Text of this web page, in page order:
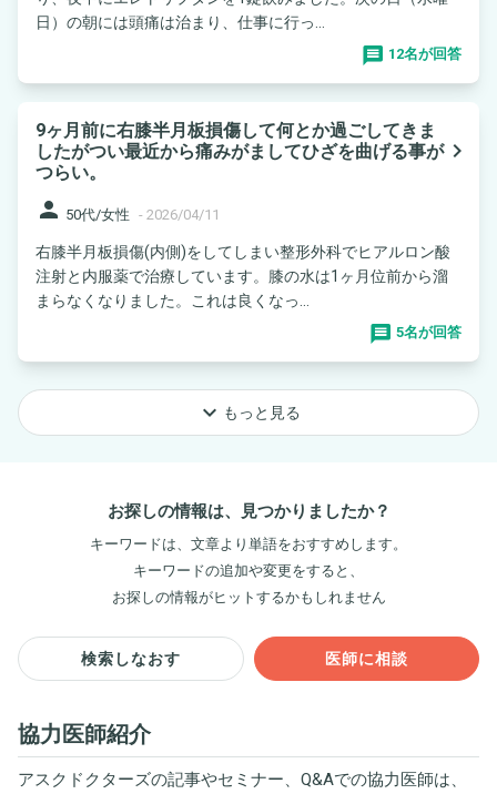
日）の朝には頭痛は治まり、仕事に行っ...
12名が回答
9ヶ月前に右膝半月板損傷して何とか過ごしてきま
したがつい最近から痛みがましてひざを曲げる事が
つらい。
navigate_next
person 50代/女性 - 2026/04/11
右膝半月板損傷(内側)をしてしまい整形外科でヒアルロン酸
注射と内服薬で治療しています。膝の水は1ヶ月位前から溜
まらなくなりました。これは良くなっ...
5名が回答
keyboard_arrow_down もっと見る
お探しの情報は、見つかりましたか？
キーワードは、文章より単語をおすすめします。
キーワードの追加や変更をすると、
お探しの情報がヒットするかもしれません
検索しなおす 医師に相談
協力医師紹介
アスクドクターズの記事やセミナー、Q&Aでの協力医師は、